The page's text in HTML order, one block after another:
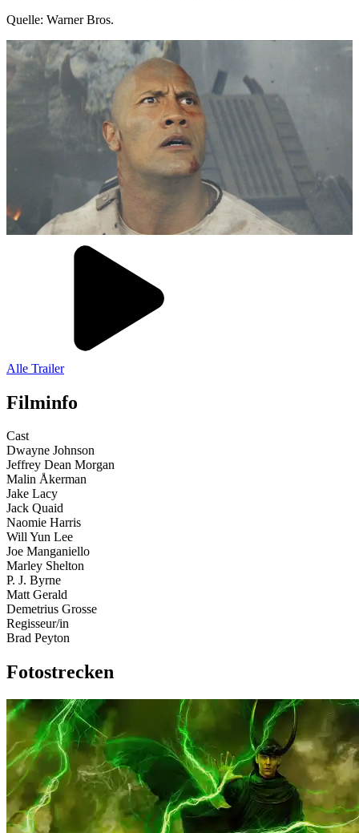
Quelle: Warner Bros.
Alle Trailer
Filminfo
Cast
Dwayne Johnson
Jeffrey Dean Morgan
Malin Åkerman
Jake Lacy
Jack Quaid
Naomie Harris
Will Yun Lee
Joe Manganiello
Marley Shelton
P. J. Byrne
Matt Gerald
Demetrius Grosse
Regisseur/in
Brad Peyton
Fotostrecken